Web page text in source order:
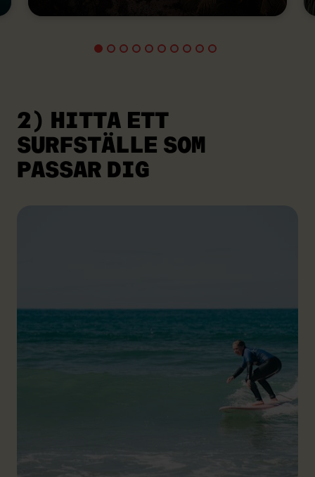
2) HITTA ETT
SURFSTÄLLE SOM
PASSAR DIG